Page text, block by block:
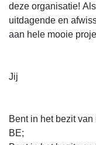
deze organisatie!
uitdagende en
aan hele mooie
Jij
Bent in het bezit
BE;